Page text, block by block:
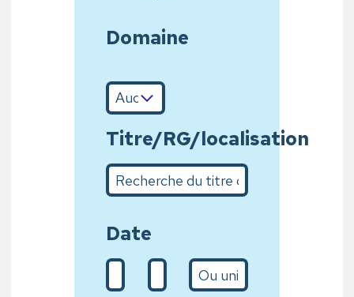
Domaine
Titre/RG/localisation
Recherche du titre complet ou sur quelques
Date
De (d/m/Y)A (31/01/2020)
L’année